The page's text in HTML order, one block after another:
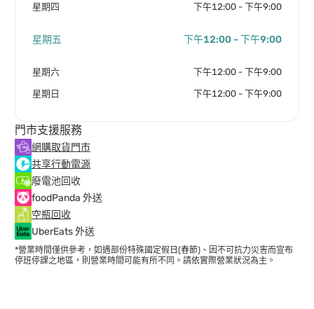
星期四 下午12:00 - 下午9:00
星期五 下午12:00 - 下午9:00
星期六 下午12:00 - 下午9:00
星期日 下午12:00 - 下午9:00
門市支援服務
網購取貨門市
共享行動電源
廢電池回收
foodPanda 外送
空瓶回收
UberEats 外送
*營業時間僅供參考，如遇部份特殊國定假日(春節)、因不可抗力災害而宣布
停班停課之地區，則營業時間可能有所不同。請依實際營業狀況為主。